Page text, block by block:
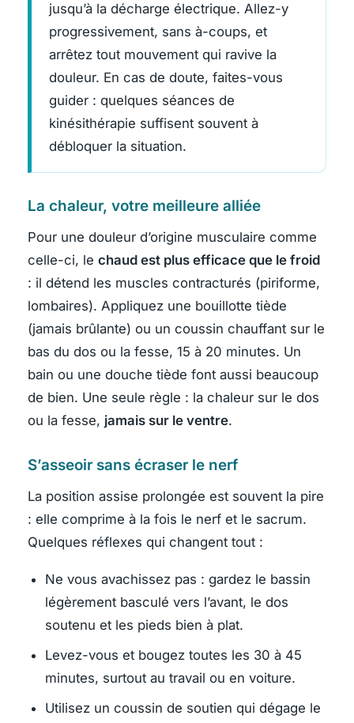
jusqu’à la décharge électrique. Allez-y
progressivement, sans à-coups, et
arrêtez tout mouvement qui ravive la
douleur. En cas de doute, faites-vous
guider : quelques séances de
kinésithérapie suffisent souvent à
débloquer la situation.
La chaleur, votre meilleure alliée
Pour une douleur d’origine musculaire comme
celle-ci, le chaud est plus efficace que le froid
: il détend les muscles contracturés (piriforme,
lombaires). Appliquez une bouillotte tiède
(jamais brûlante) ou un coussin chauffant sur le
bas du dos ou la fesse, 15 à 20 minutes. Un
bain ou une douche tiède font aussi beaucoup
de bien. Une seule règle : la chaleur sur le dos
ou la fesse, jamais sur le ventre.
S’asseoir sans écraser le nerf
La position assise prolongée est souvent la pire
: elle comprime à la fois le nerf et le sacrum.
Quelques réflexes qui changent tout :
Ne vous avachissez pas : gardez le bassin
légèrement basculé vers l’avant, le dos
soutenu et les pieds bien à plat.
Levez-vous et bougez toutes les 30 à 45
minutes, surtout au travail ou en voiture.
Utilisez un coussin de soutien qui dégage le